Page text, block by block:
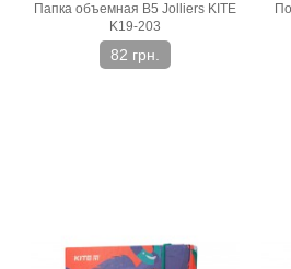
Папка объемная В5 Jolliers KITE
K19-203
82 грн.